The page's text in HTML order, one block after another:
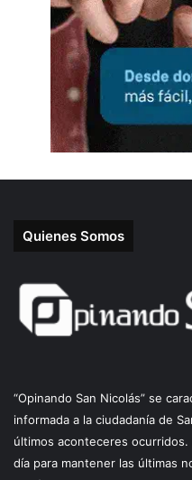
Quienes Somos
“Opinando San Nicolás” se
informada a la ciudadanía de
últimos aconteceres
día para mantener las últimas